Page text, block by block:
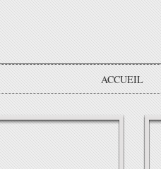
ACCUEIL